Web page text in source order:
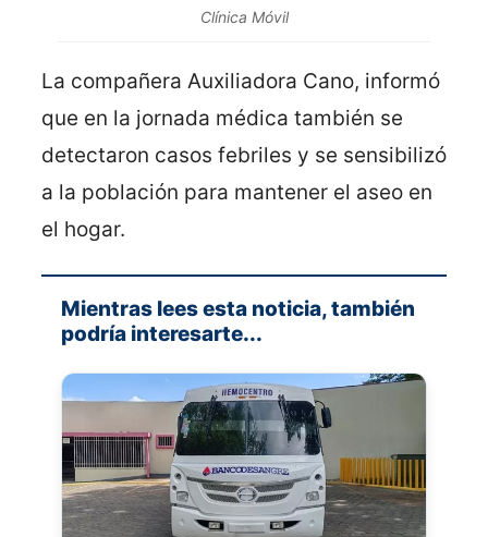
Clínica Móvil
La compañera Auxiliadora Cano, informó
que en la jornada médica también se
detectaron casos febriles y se sensibilizó
a la población para mantener el aseo en
el hogar.
Mientras lees esta noticia, también
podría interesarte...